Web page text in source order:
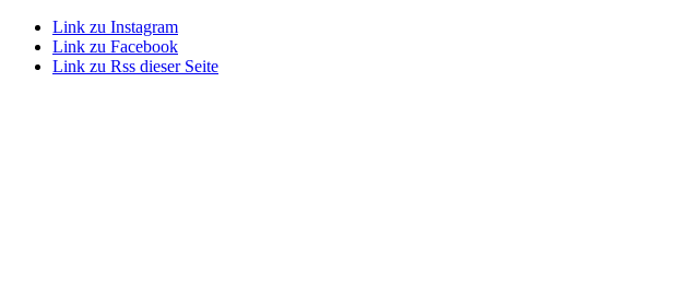
Link zu Instagram
Link zu Facebook
Link zu Rss dieser Seite